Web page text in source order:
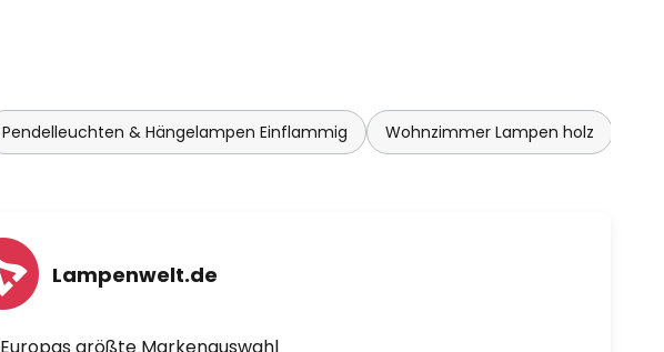
Pendelleuchten & Hängelampen Einflammig Wohnzimmer Lampen holz
Lampenwelt.de
Europas größte Markenauswahl